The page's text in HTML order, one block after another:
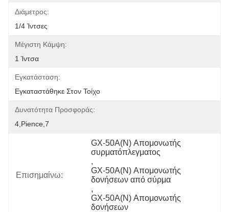
Διάμετρος:
1/4 Ίντσες
Μέγιστη Κάμψη:
1 Ίντσα
Εγκατάσταση:
Εγκαταστάθηκε Στον Τοίχο
Δυνατότητα Προσφοράς:
4,pience,7
Επισημαίνω:
GX-50A(N) Απομονωτής
συρματόπλεγματος
,
GX-50A(N) Απομονωτής
δονήσεων από σύρμα
,
GX-50A(N) Απομονωτής
δονήσεων